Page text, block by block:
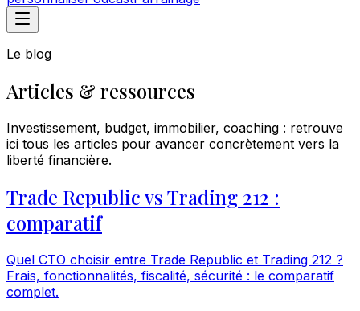
Le blog
Articles & ressources
Investissement, budget, immobilier, coaching : retrouve
ici tous les articles pour avancer concrètement vers la
liberté financière.
Trade Republic vs Trading 212 :
comparatif
Quel CTO choisir entre Trade Republic et Trading 212 ?
Frais, fonctionnalités, fiscalité, sécurité : le comparatif
complet.